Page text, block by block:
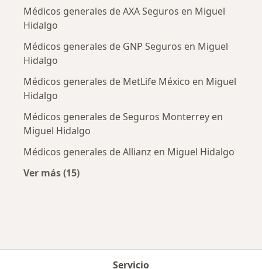
Médicos generales de AXA Seguros en Miguel
Hidalgo
Médicos generales de GNP Seguros en Miguel
Hidalgo
Médicos generales de MetLife México en Miguel
Hidalgo
Médicos generales de Seguros Monterrey en
Miguel Hidalgo
Médicos generales de Allianz en Miguel Hidalgo
Ver más (15)
Servicio